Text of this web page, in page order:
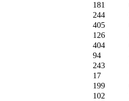
181
244
405
126
404
94
243
17
199
102